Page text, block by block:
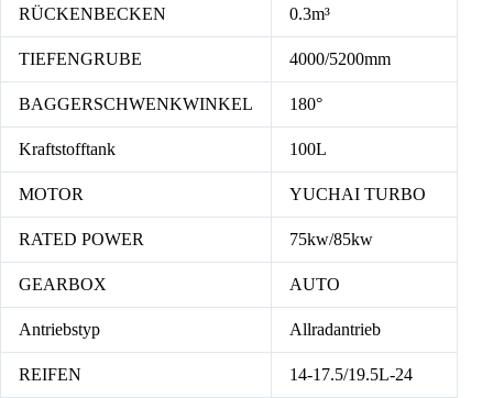
RÜCKENBECKEN 0.3m³
TIEFENGRUBE 4000/5200mm
BAGGERSCHWENKWINKEL 180°
Kraftstofftank 100L
MOTOR YUCHAI TURBO
RATED POWER 75kw/85kw
GEARBOX AUTO
Antriebstyp Allradantrieb
REIFEN 14-17.5/19.5L-24